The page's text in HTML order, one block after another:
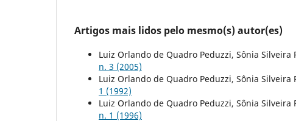
Artigos mais lidos pelo mesmo(s) autor(es)
Luiz Orlando de Quadro Peduzzi, Sônia Silveira
n. 3 (2005)
Luiz Orlando de Quadro Peduzzi, Sônia Silveira
1 (1992)
Luiz Orlando de Quadro Peduzzi, Sônia Silveira
n. 1 (1996)